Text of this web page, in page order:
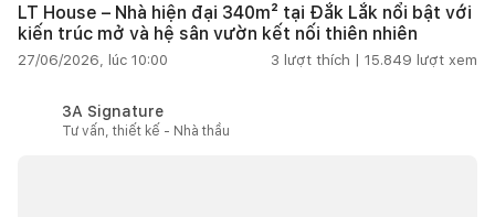
LT House – Nhà hiện đại 340m² tại Đắk Lắk nổi bật với
kiến trúc mở và hệ sân vườn kết nối thiên nhiên
27/06/2026, lúc 10:00 3 lượt thích | 15.849 lượt xem
3A Signature
Tư vấn, thiết kế - Nhà thầu